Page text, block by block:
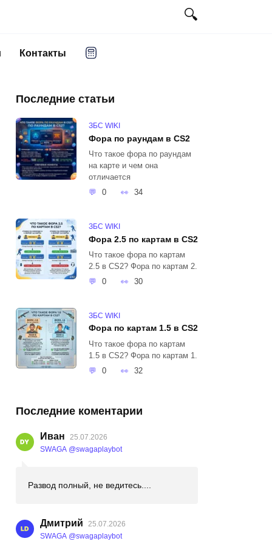
Контакты
Последние статьи
ЗБС WIKI
Фора по раундам в CS2
Что такое фора по раундам
на карте и чем она
отличается
0
34
ЗБС WIKI
Фора 2.5 по картам в CS2
Что такое фора по картам
2.5 в CS2? Фора по картам 2.
0
30
ЗБС WIKI
Фора по картам 1.5 в CS2
Что такое фора по картам
1.5 в CS2? Фора по картам 1.
0
32
Последние коментарии
Иван
25.07.2026
SWAGA @swagaplaybot
Развод полный, не ведитесь....
Дмитрий
25.07.2026
SWAGA @swagaplaybot